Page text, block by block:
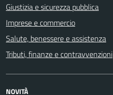
Giustizia e sicurezza pubblica
Imprese e commercio
Salute, benessere e assistenza
Tributi, finanze e contravvenzioni
NOVITÀ